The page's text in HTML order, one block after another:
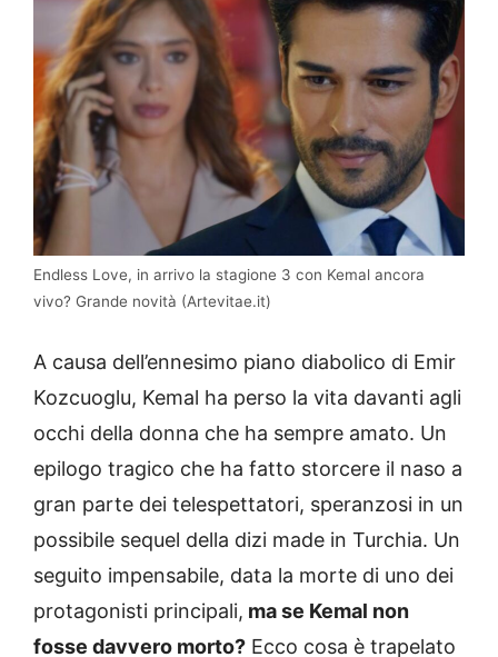
Endless Love, in arrivo la stagione 3 con Kemal ancora
vivo? Grande novità (Artevitae.it)
A causa dell’ennesimo piano diabolico di Emir
Kozcuoglu, Kemal ha perso la vita davanti agli
occhi della donna che ha sempre amato. Un
epilogo tragico che ha fatto storcere il naso a
gran parte dei telespettatori, speranzosi in un
possibile sequel della dizi made in Turchia. Un
seguito impensabile, data la morte di uno dei
protagonisti principali, ma se Kemal non
fosse davvero morto? Ecco cosa è trapelato